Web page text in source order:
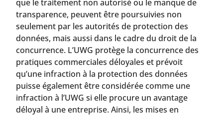
que le traitement non autorisé ou le manque de
transparence, peuvent être poursuivies non
seulement par les autorités de protection des
données, mais aussi dans le cadre du droit de la
concurrence. L’UWG protège la concurrence des
pratiques commerciales déloyales et prévoit
qu’une infraction à la protection des données
puisse également être considérée comme une
infraction à l’UWG si elle procure un avantage
déloyal à une entreprise. Ainsi, les mises en